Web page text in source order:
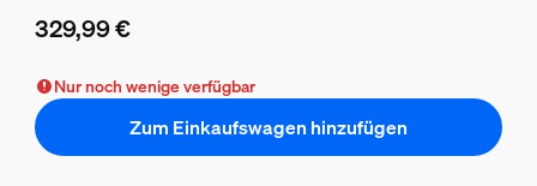
329,99 €
Nur noch wenige verfügbar
Zum Einkaufswagen hinzufügen